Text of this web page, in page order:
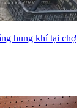
hung khí tại chợ